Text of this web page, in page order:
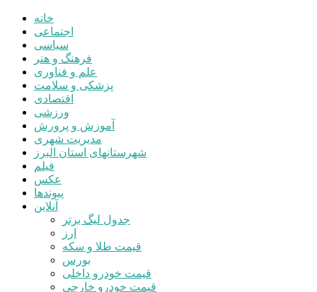
خانه
اجتماعی
سیاسی
فرهنگ و هنر
علم و فناوری
پزشکی و سلامت
اقتصادی
ورزشی
آموزش و پرورش
مدیریت شهری
شهرستانهای استان البرز
فیلم
عکس
پیوندها
آنلاین
جدول لیگ برتر
ارز
قیمت طلا و سکه
بورس
قیمت خودرو داخلی
قیمت خودرو خارجی